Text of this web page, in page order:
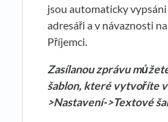
jsou automaticky
adresáři a v návaznosti
Příjemci.
Zasílanou zprávu
šablon, které vytvoříte
>Nastavení->Textové